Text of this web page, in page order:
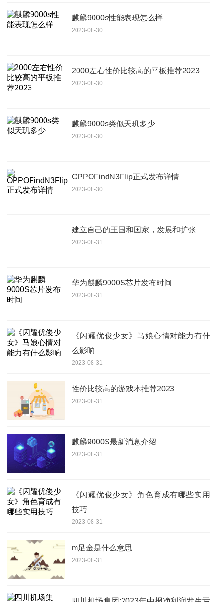
麒麟9000s性能表现怎么样
2023-08-30
2000左右性价比较高的平板推荐2023
2023-08-30
麒麟9000s类似天玑多少
2023-08-30
OPPOFindN3Flip正式发布详情
2023-08-30
建立自己的王国和国家，发展和扩张
2023-08-31
华为麒麟9000S芯片发布时间
2023-08-31
《闪耀优俊少女》马娘心情对能力有什
么影响
2023-08-31
性价比较高的游戏本推荐2023
2023-08-31
麒麟9000S最新消息介绍
2023-08-31
《闪耀优俊少女》角色育成有哪些实用
技巧
2023-08-31
m足金是什么意思
2023-08-31